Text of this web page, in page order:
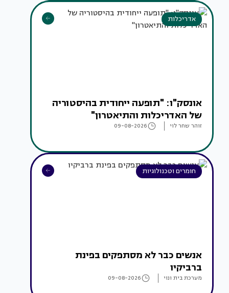
אדריכלות
אונסק"ו: "תופעה ייחודית בהיסטוריה
של האדריכלות והתיאטרון"
זוהר שחר לוי 09-08-2026
חומרים וטכנולוגיות
אנשים כבר לא מסתפקים בפינת
ברביקיו
מערכת בית ונוי 09-08-2026